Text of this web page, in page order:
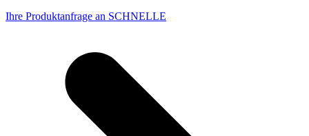
Ihre Produktanfrage an SCHNELLE